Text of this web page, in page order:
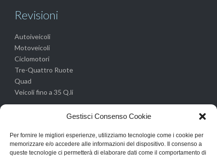
Gestisci Consenso Cookie
Per fornire le migliori esperienze, utilizziamo tecnologie come i cookie per
memorizzare e/o accedere alle informazioni del dispositivo. Il consenso a
queste tecnologie ci permetterà di elaborare dati come il comportamento di
Revisioni
Autoiveicoli
Motoveicoli
Ciclomotori
Tre-Quattro Ruote
Quad
Veicoli fino a 35 Q.li
Altri servizi
Pre-Revisione
Riparazione Cristalli